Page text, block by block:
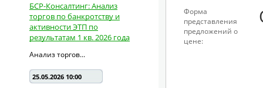
БСР-Консалтинг: Анализ
торгов по банкротству и
активности ЭТП по
результатам 1 кв. 2026 года
Анализ торгов...
25.05.2026 10:00
Форма
представления
предложений о
цене: